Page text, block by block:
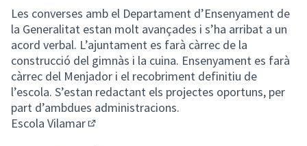
Les converses amb el Departament d’Ensenyament de
la Generalitat estan molt avançades i s’ha arribat a un
acord verbal. L’ajuntament es farà càrrec de la
construcció del gimnàs i la cuina. Ensenyament es farà
càrrec del Menjador i el recobriment definitiu de
l’escola. S’estan redactant els projectes oportuns, per
part d’ambdues administracions.
Escola Vilamar